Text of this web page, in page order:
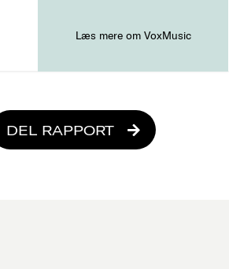
Læs mere om VoxMusic
DEL RAPPORT